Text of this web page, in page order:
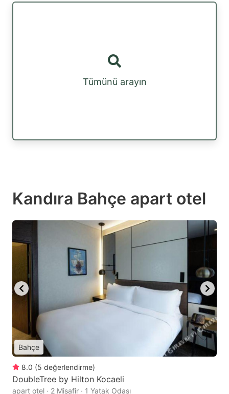
Tümünü arayın
Kandıra Bahçe apart otel
Bahçe
8.0 (5 değerlendirme)
DoubleTree by Hilton Kocaeli
apart otel · 2 Misafir · 1 Yatak Odası